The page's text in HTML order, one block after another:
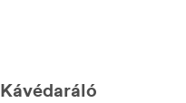
Kávédaráló